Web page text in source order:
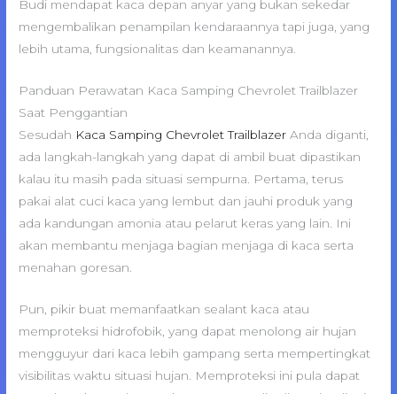
Budi mendapat kaca depan anyar yang bukan sekedar
mengembalikan penampilan kendaraannya tapi juga, yang
lebih utama, fungsionalitas dan keamanannya.
Panduan Perawatan Kaca Samping Chevrolet Trailblazer
Saat Penggantian
Sesudah Kaca Samping Chevrolet Trailblazer Anda diganti,
ada langkah-langkah yang dapat di ambil buat dipastikan
kalau itu masih pada situasi sempurna. Pertama, terus
pakai alat cuci kaca yang lembut dan jauhi produk yang
ada kandungan amonia atau pelarut keras yang lain. Ini
akan membantu menjaga bagian menjaga di kaca serta
menahan goresan.
Pun, pikir buat memanfaatkan sealant kaca atau
memproteksi hidrofobik, yang dapat menolong air hujan
mengguyur dari kaca lebih gampang serta mempertingkat
visibilitas waktu situasi hujan. Memproteksi ini pula dapat